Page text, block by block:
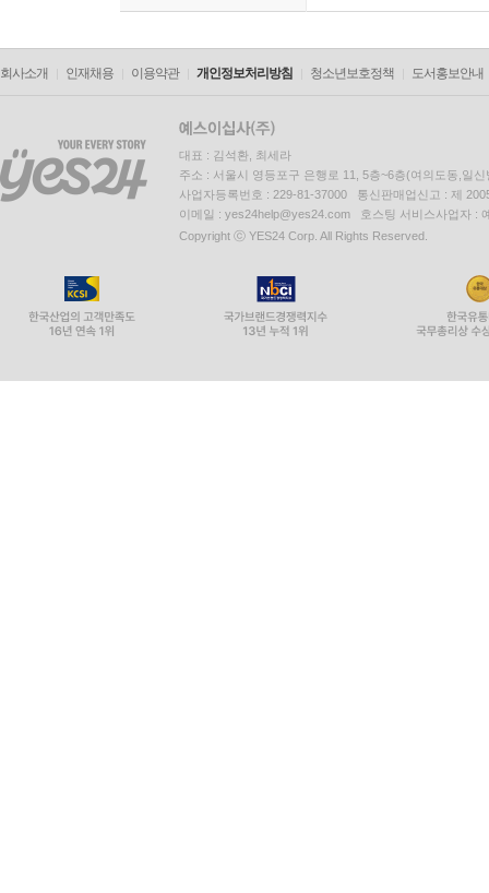
회사소개 인재채용 이용약관 개인정보처리방침 청소년보호정책 도서홍보안내
대표 : 김석환, 최세라
주소 : 서울시 영등포구 은행로 11, 5층~6층(여의도동,일신
사업자등록번호 : 229-81-37000 통신판매업신고 : 제
이메일 : yes24help@yes24.com 호스팅 서비스사업자 :
Copyright ⓒ YES24 Corp. All Rights Reserved.